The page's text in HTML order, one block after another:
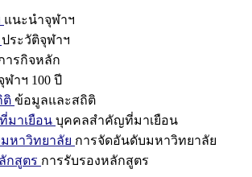
แนะนำจุฬาฯ
ประวัติจุฬาฯ
ารกิจหลัก
ฬาฯ 100 ปี
ติ ข้อมูลและสถิติ
มาเยือน บุคคลสำคัญที่มาเยือน
หาวิทยาลัย การจัดอันดับมหาวิทยาลัย
กสูตร การรับรองหลักสูตร